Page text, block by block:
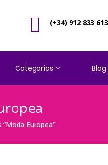
(+34) 912 833 613
Categorías Blog
Europea”